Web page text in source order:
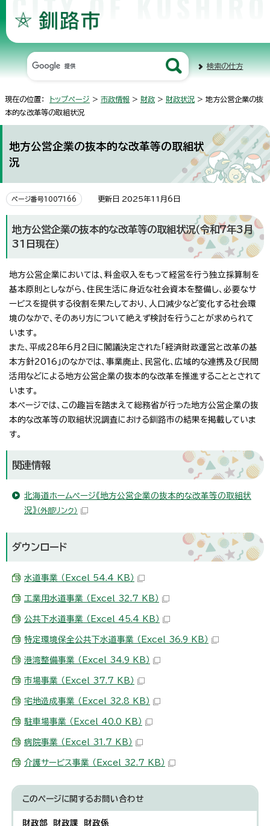
検索の仕方
現在の位置： トップページ > 市政情報 > 財政 > 財政状況 > 地方公営企業の抜
本的な改革等の取組状況
地方公営企業の抜本的な改革等の取組状
況
ページ番号1007166 更新日 2025年11月6日
地方公営企業の抜本的な改革等の取組状況（令和7年3月
31日現在）
地方公営企業においては、料金収入をもって経営を行う独立採算制を
基本原則としながら、住民生活に身近な社会資本を整備し、必要なサ
ービスを提供する役割を果たしており、人口減少など変化する社会環
境のなかで、そのあり方について絶えず検討を行うことが求められて
います。
また、平成28年6月2日に閣議決定された「経済財政運営と改革の基
本方針2016」のなかでは、事業廃止、民営化、広域的な連携及び民間
活用などによる地方公営企業の抜本的な改革を推進することとされて
います。
本ページでは、この趣旨を踏まえて総務省が行った地方公営企業の抜
本的な改革等の取組状況調査における釧路市の結果を掲載していま
す。
関連情報
北海道ホームページ《地方公営企業の抜本的な改革等の取組状
況》（外部リンク）
ダウンロード
水道事業 （Excel 54.4 KB）
工業用水道事業 （Excel 32.7 KB）
公共下水道事業 （Excel 45.4 KB）
特定環境保全公共下水道事業 （Excel 36.9 KB）
港湾整備事業 （Excel 34.9 KB）
市場事業 （Excel 37.7 KB）
宅地造成事業 （Excel 32.8 KB）
駐車場事業 （Excel 40.0 KB）
病院事業 （Excel 31.7 KB）
介護サービス事業 （Excel 32.7 KB）
このページに関するお問い合わせ
財政部 財政課 財政係